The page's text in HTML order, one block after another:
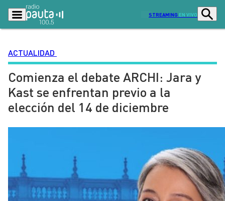
STREAMING EN VIVO
Podcasts Programas
Lo Último
Ciudad
Deportes
Entretención y Cultura Opinión
Dato en Pauta Señal 2
ACTUALIDAD
Comienza el debate ARCHI: Jara y
Kast se enfrentan previo a la
elección del 14 de diciembre